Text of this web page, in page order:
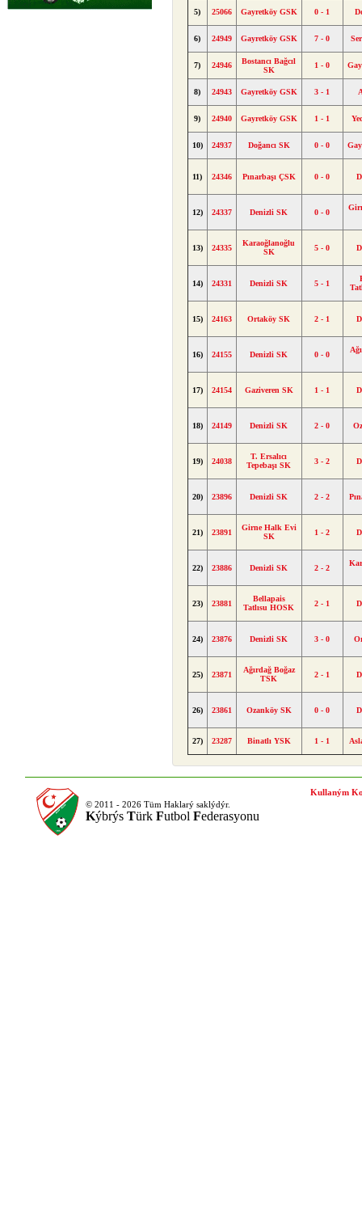
5) 25066 Gayretköy GSK 0 - 1
6) 24949 Gayretköy GSK 7 - 0
7) 24946
Bostancı Bağcıl
SK
1 - 0
8) 24943 Gayretköy GSK 3 - 1
9) 24940 Gayretköy GSK 1 - 1
10) 24937 Doğancı SK 0 - 0
11) 24346 Pınarbaşı ÇSK 0 - 0
12) 24337 Denizli SK 0 - 0
13) 24335
Karaoğlanoğlu
SK
5 - 0
14) 24331 Denizli SK 5 - 1
15) 24163 Ortaköy SK 2 - 1
16) 24155 Denizli SK 0 - 0
17) 24154 Gaziveren SK 1 - 1
18) 24149 Denizli SK 2 - 0
19) 24038
T. Ersalıcı
Tepebaşı SK
3 - 2
20) 23896 Denizli SK 2 - 2
21) 23891
Girne Halk Evi
SK
1 - 2
22) 23886 Denizli SK 2 - 2
23) 23881
Bellapais
Tatlısu HOSK
2 - 1
24) 23876 Denizli SK 3 - 0
25) 23871
Ağırdağ Boğaz
TSK
2 - 1
26) 23861 Ozanköy SK 0 - 0
27) 23287 Binatlı YSK 1 - 1
© 2011 - 2026 Tüm Haklarý saklýdýr.
Kýbrýs Türk Futbol Federasyonu
Kullaným